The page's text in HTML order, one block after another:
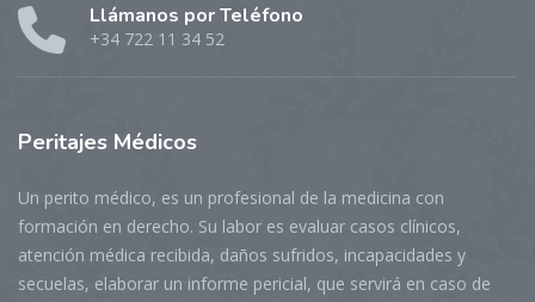
Llámanos por Teléfono
+34 722 11 34 52
Peritajes Médicos
Un perito médico, es un profesional de la medicina con
formación en derecho. Su labor es evaluar casos clínicos,
atención médica recibida, daños sufridos, incapacidades y
secuelas, elaborar un informe pericial, que servirá en caso de